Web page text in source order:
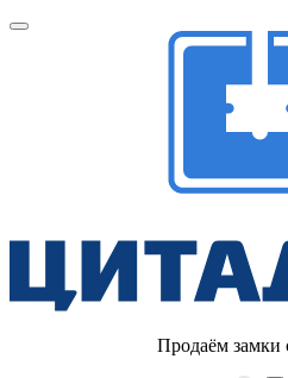
Продаём замки